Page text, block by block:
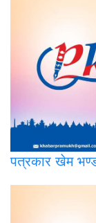
पत्रकार खेम